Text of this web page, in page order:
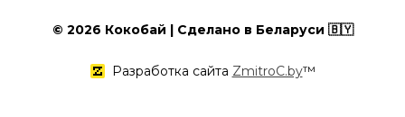
© 2026 Кокобай | Сделано в Беларуси 🇧🇾
Разработка сайта ZmitroC.by™